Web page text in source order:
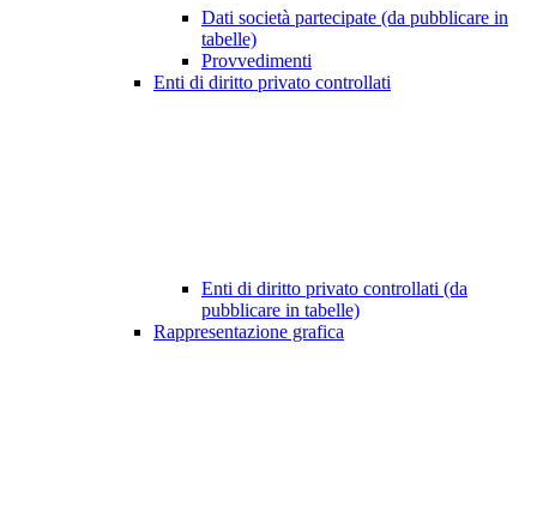
Dati società partecipate (da pubblicare in
tabelle)
Provvedimenti
Enti di diritto privato controllati
Enti di diritto privato controllati (da
pubblicare in tabelle)
Rappresentazione grafica